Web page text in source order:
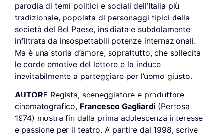
parodia di temi politici e sociali dell’Italia più
tradizionale, popolata di personaggi tipici della
società del Bel Paese, insidiata e subdolamente
infiltrata da insospettabili potenze internazionali.
Ma è una storia d’amore, soprattutto, che sollecita
le corde emotive del lettore e lo induce
inevitabilmente a parteggiare per l’uomo giusto.
AUTORE Regista, sceneggiatore e produttore
cinematografico, Francesco Gagliardi (Pertosa
1974) mostra fin dalla prima adolescenza interesse
e passione per il teatro. A partire dal 1998, scrive